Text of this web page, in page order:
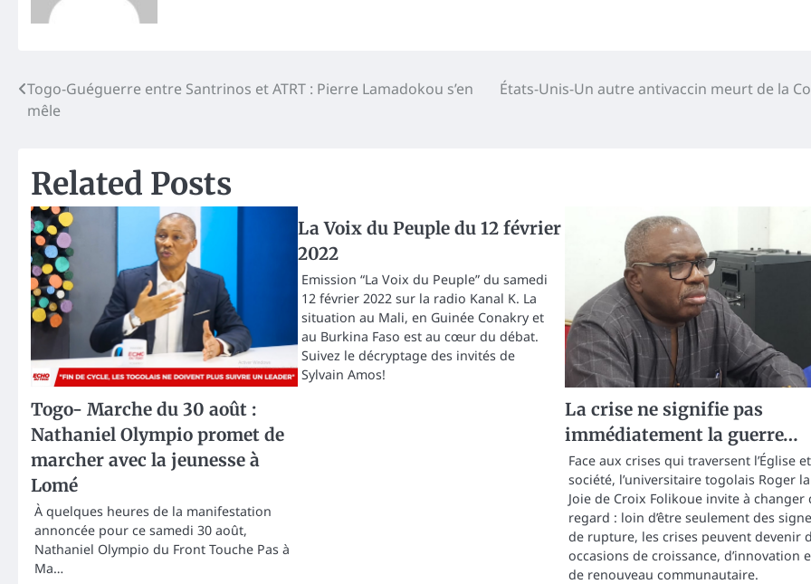
Post
navigation
Togo-Guéguerre entre Santrinos et ATRT : Pierre Lamadokou s’en
mêle
États-Unis-Un autre antivaccin meurt de la
Related Posts
Togo- Marche du 30 août :
Nathaniel Olympio promet de
marcher avec la jeunesse à
Lomé
À quelques heures de la manifestation
annoncée pour ce samedi 30 août,
Nathaniel Olympio du Front Touche Pas à
Ma…
La Voix du Peuple du 12 février
2022
Emission “La Voix du Peuple” du samedi
12 février 2022 sur la radio Kanal K. La
situation au Mali, en Guinée Conakry et
au Burkina Faso est au cœur du débat.
Suivez le décryptage des invités de
Sylvain Amos!
La crise ne signifie pas
immédiatement la guerre…
Face aux crises qui traversent l’Église
société, l’universitaire togolais Roger la
Joie de Croix Folikoue invite à changer
regard : loin d’être seulement des
de rupture, les crises peuvent devenir
occasions de croissance, d’innovation
de renouveau communautaire.